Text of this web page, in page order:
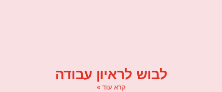
לבוש לראיון עבודה
קרא עוד »